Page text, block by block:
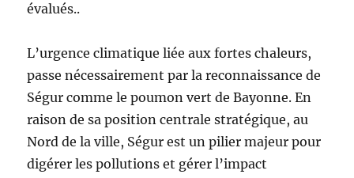
évalués..
L’urgence climatique liée aux fortes chaleurs,
passe nécessairement par la reconnaissance de
Ségur comme le poumon vert de Bayonne. En
raison de sa position centrale stratégique, au
Nord de la ville, Ségur est un pilier majeur pour
digérer les pollutions et gérer l’impact